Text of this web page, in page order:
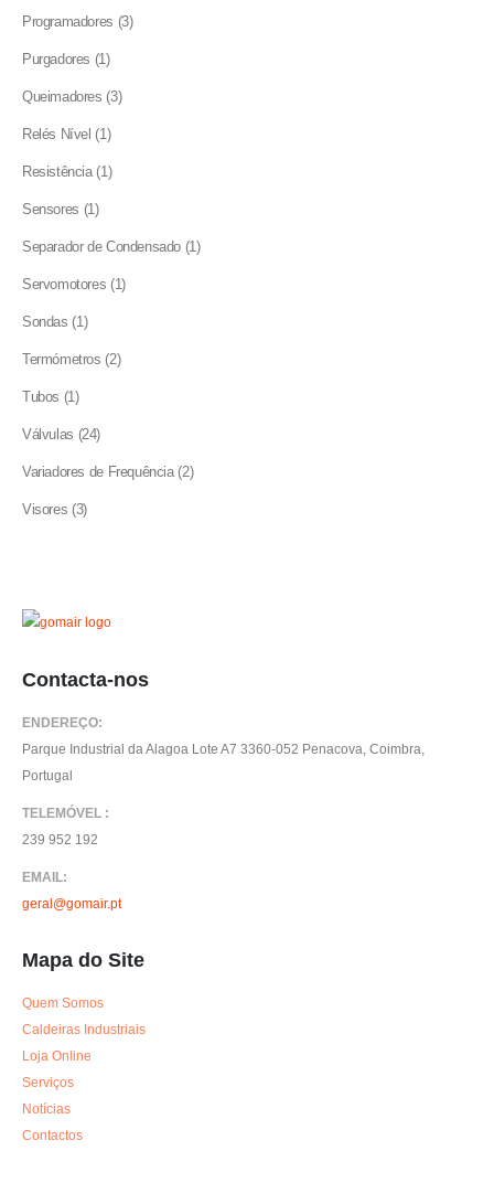
Programadores 33
Purgadores 11
Queimadores 33
Relés Nível
11
Resistência 11
Sensores 11
Separador de Condensado 11
Servomotores 11
Sondas 11
Termómetros 22
Tubos 11
Válvulas 2424
Variadores de Frequência 22
Visores 33
Contacta-nos
ENDEREÇO:
Parque Industrial da Alagoa Lote A7 3360-052 Penacova, Coimbra,
Portugal
TELEMÓVEL :
239 952 192
EMAIL:
geral@gomair.pt
Mapa do Site
Quem Somos
Caldeiras Industriais
Loja Online
Serviços
Notícias
Contactos